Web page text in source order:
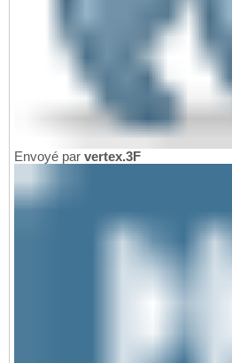
Envoyé par vertex.3F